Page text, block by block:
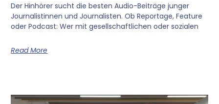
Der Hinhörer sucht die besten Audio-Beiträge junger
Journalistinnen und Journalisten. Ob Reportage, Feature
oder Podcast: Wer mit gesellschaftlichen oder sozialen
Read More